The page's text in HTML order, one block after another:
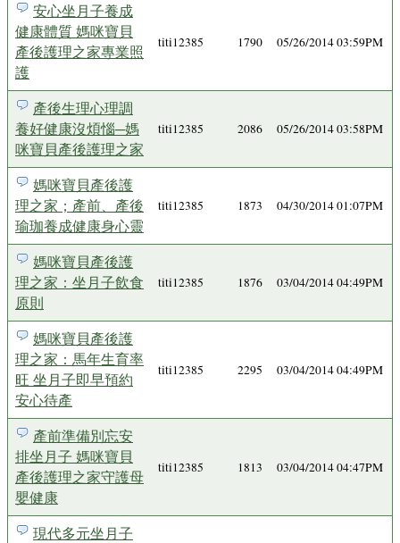
安心坐月子養成
健康體質 媽咪寶貝
產後護理之家專業照
護
titi12385 1790 05/26/2014 03:59PM
產後生理心理調
養好健康沒煩惱─媽
咪寶貝產後護理之家
titi12385 2086 05/26/2014 03:58PM
媽咪寶貝產後護
理之家；產前、產後
瑜珈養成健康身心靈
titi12385 1873 04/30/2014 01:07PM
媽咪寶貝產後護
理之家：坐月子飲食
原則
titi12385 1876 03/04/2014 04:49PM
媽咪寶貝產後護
理之家：馬年生育率
旺 坐月子即早預約
安心待產
titi12385 2295 03/04/2014 04:49PM
產前準備別忘安
排坐月子 媽咪寶貝
產後護理之家守護母
嬰健康
titi12385 1813 03/04/2014 04:47PM
現代多元坐月子